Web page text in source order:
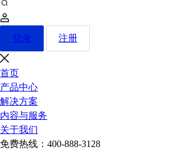
登录 注册
首页
产品中心
解决方案
内容与服务
关于我们
免费热线： 400-888-3128